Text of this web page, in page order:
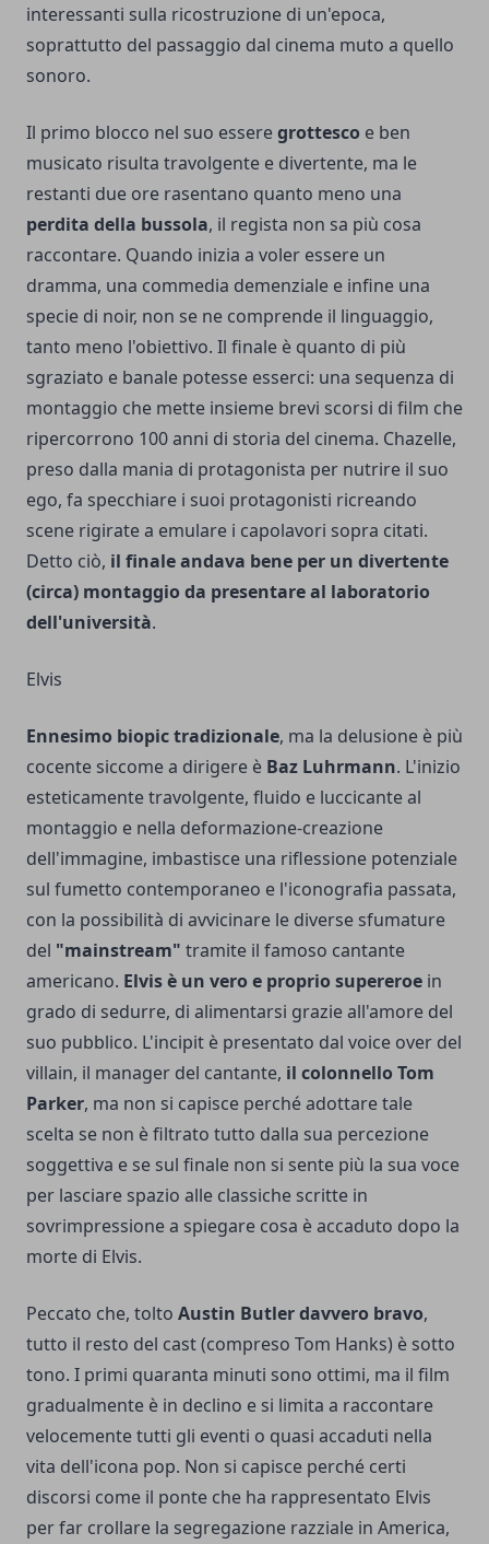
interessanti sulla ricostruzione di un'epoca,
soprattutto del passaggio dal cinema muto a quello
sonoro.
Il primo blocco nel suo esseregrottesco e ben
musicato risulta travolgente e divertente, ma le
restanti due ore rasentano quanto meno una
perdita della bussola, il regista non sa più cosa
raccontare. Quando inizia a voler essere un
dramma, una commedia demenziale e infine una
specie di noir, non se ne comprende il linguaggio,
tanto meno l'obiettivo. Il finale è quanto di più
sgraziato e banale potesse esserci: una sequenza di
montaggio che mette insieme brevi scorsi di film che
ripercorrono 100 anni di storia del cinema. Chazelle,
preso dalla mania di protagonista per nutrire il suo
ego, fa specchiare i suoi protagonisti ricreando
scene rigirate a emulare i capolavori sopra citati.
Detto ciò, il finale andava bene per un divertente
(circa) montaggio da presentare al laboratorio
dell'università.
Elvis
Ennesimo biopic tradizionale, ma la delusione è più
cocente siccome a dirigere è Baz Luhrmann. L'inizio
esteticamente travolgente, fluido e luccicante al
montaggio e nella deformazione-creazione
dell'immagine, imbastisce una riflessione potenziale
sul fumetto contemporaneo e l'iconografia passata,
con la possibilità di avvicinare le diverse sfumature
del "mainstream" tramite il famoso cantante
americano. Elvis è un vero e proprio supereroe in
grado di sedurre, di alimentarsi grazie all'amore del
suo pubblico. L'incipit è presentato dal voice over del
villain, il manager del cantante, il colonnello Tom
Parker, ma non si capisce perché adottare tale
scelta se non è filtrato tutto dalla sua percezione
soggettiva e se sul finale non si sente più la sua voce
per lasciare spazio alle classiche scritte in
sovrimpressione a spiegare cosa è accaduto dopo la
morte di Elvis.
Peccato che, tolto Austin Butler davvero bravo,
tutto il resto del cast (compreso Tom Hanks) è sotto
tono. I primi quaranta minuti sono ottimi, ma il film
gradualmente è in declino e si limita a raccontare
velocemente tutti gli eventi o quasi accaduti nella
vita dell'icona pop. Non si capisce perché certi
discorsi come il ponte che ha rappresentato Elvis
per far crollare la segregazione razziale in America,